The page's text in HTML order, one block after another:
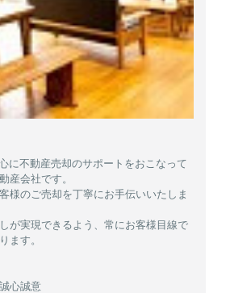
に不動産売却のサポートをおこなって
産会社です。
様のご売却を丁寧にお手伝いいたしま
が実現できるよう、常にお客様目線で
ます。
心誠意